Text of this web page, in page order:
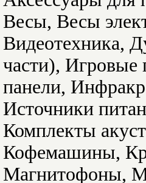
Весы, Весы
Видеотехника,
части), Игровые
панели,
Источники
Комплекты
Кофемашины,
Магнитофоны,